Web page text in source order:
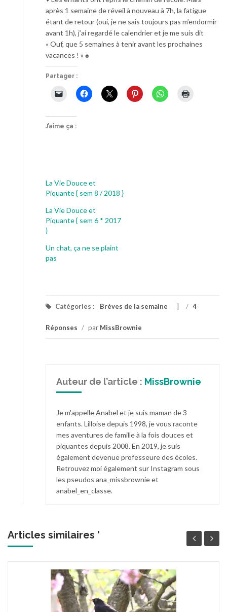
après 1 semaine de réveil à nouveau à 7h, la fatigue
étant de retour (oui, je ne sais toujours pas m’endormir
avant 1h), j’ai regardé le calendrier et je me suis dit
« Ouf, que 5 semaines à tenir avant les prochaines
vacances ! » ♠
Partager :
J’aime ça :
La Vie Douce et
Piquante { sem 8 / 2018 }
La Vie Douce et
Piquante { sem 6 * 2017
}
Un chat, ça ne se plaint
pas
Catégories : Brèves de la semaine / 4
Réponses / par MissBrownie
Auteur de l’article : MissBrownie
Je m'appelle Anabel et je suis maman de 3
enfants. Lilloise depuis 1998, je vous raconte
mes aventures de famille à la fois douces et
piquantes depuis 2008. En 2019, je suis
également devenue professeure des écoles.
Retrouvez moi également sur Instagram sous
les pseudos ana_missbrownie et
anabel_en_classe.
Articles similaires '